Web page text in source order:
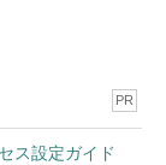
PR
ス設定ガイド